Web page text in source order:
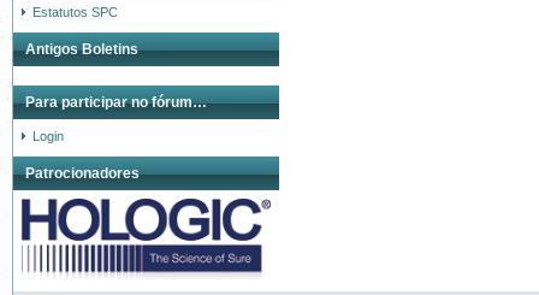
Estatutos SPC
Antigos Boletins
Para participar no fórum…
Login
Patrocionadores